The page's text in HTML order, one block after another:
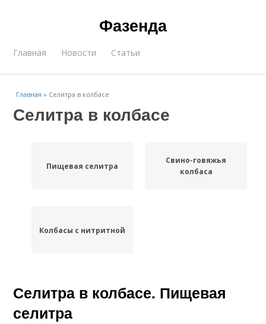
Фазенда
Главная Новости Статьи
Главная » Селитра в колбасе
Селитра в колбасе
Пищевая селитра
Свино-говяжья
колбаса
Колбасы с нитритной
Селитра в колбасе. Пищевая
селитра